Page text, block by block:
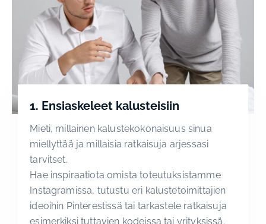
1. Ensiaskeleet kalusteisiin
Mieti, millainen kalustekokonaisuus sinua
miellyttää ja millaisia ratkaisuja arjessasi
tarvitset.
Hae inspiraatiota omista toteutuksistamme
Instagramissa, tutustu eri kalustetoimittajien
ideoihin Pinterestissä tai tarkastele ratkaisuja
esimerkiksi tuttavien kodeissa tai yrityksissä.